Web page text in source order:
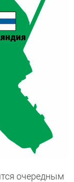
очередным